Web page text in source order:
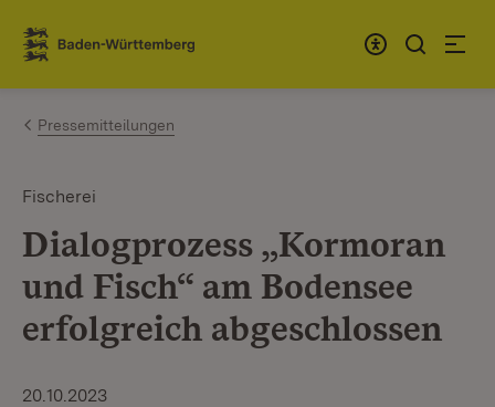
Zum Inhalt springen
Link zur Startseite
Pressemitteilungen
Fischerei
Dialogprozess „Kormoran
und Fisch“ am Bodensee
erfolgreich abgeschlossen
20.10.2023